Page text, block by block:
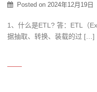
Posted on 2024年12月19日
1、什么是ETL? 答：ETL（
据抽取、转换、装载的过 […]